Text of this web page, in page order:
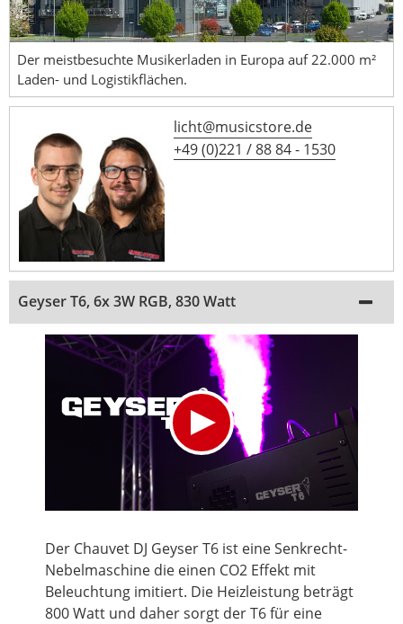
Der meistbesuchte Musikerladen in Europa auf 22.000 m²
Laden- und Logistikflächen.
licht@musicstore.de
+49 (0)221 / 88 84 - 1530
Geyser T6, 6x 3W RGB, 830 Watt
Der Chauvet DJ Geyser T6 ist eine Senkrecht-
Nebelmaschine die einen CO2 Effekt mit
Beleuchtung imitiert. Die Heizleistung beträgt
800 Watt und daher sorgt der T6 für eine